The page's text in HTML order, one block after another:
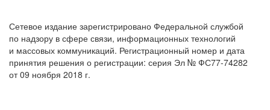
Сетевое издание зарегистрировано Федеральной службой
по надзору в сфере связи, информационных технологий
и массовых коммуникаций. Регистрационный номер и дата
принятия решения о регистрации: серия Эл № ФС77-74282
от 09 ноября 2018 г.